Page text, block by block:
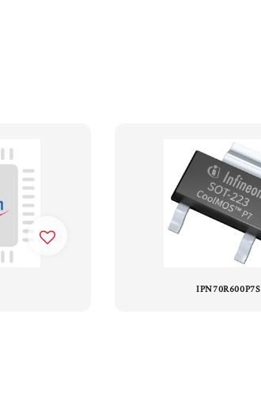
IPN70R600P7S